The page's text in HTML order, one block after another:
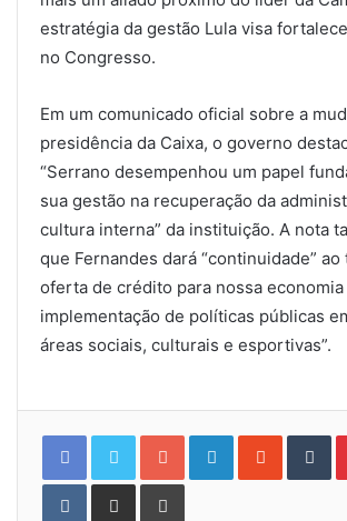
estratégia da gestão Lula visa
no Congresso.
Em um comunicado oficial sobre a
presidência da Caixa, o governo
“Serrano desempenhou um papel
sua gestão na recuperação da
cultura interna” da instituição. A nota
que Fernandes dará “continuidade” ao
oferta de crédito para nossa economia
implementação de políticas públicas
áreas sociais, culturais e esportivas”.
Google+LinkedIn
VKontakteShare
Email
Print